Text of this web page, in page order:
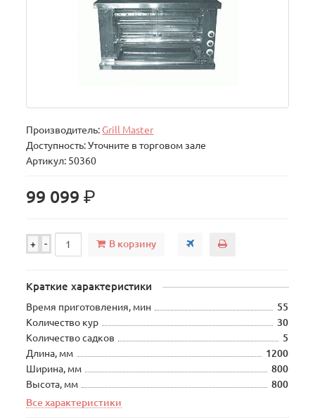
Производитель: Grill Master
Доступность: Уточните в торговом зале
Артикул: 50360
99 099р.
+ - В корзину
Краткие характеристики
Время приготовления, мин
55
Количество кур
30
Количество садков
5
Длина, мм
1200
Ширина, мм
800
Высота, мм
800
Все характеристики